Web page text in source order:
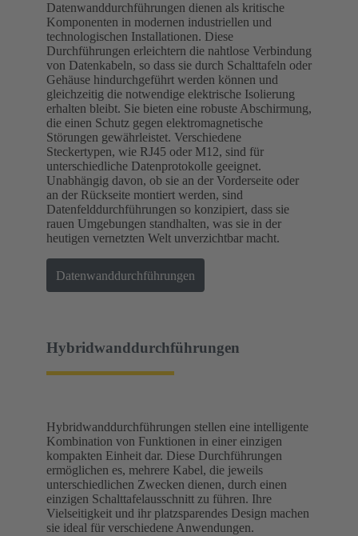
Datenwanddurchführungen dienen als kritische
Komponenten in modernen industriellen und
technologischen Installationen. Diese
Durchführungen erleichtern die nahtlose Verbindung
von Datenkabeln, so dass sie durch Schalttafeln oder
Gehäuse hindurchgeführt werden können und
gleichzeitig die notwendige elektrische Isolierung
erhalten bleibt. Sie bieten eine robuste Abschirmung,
die einen Schutz gegen elektromagnetische
Störungen gewährleistet. Verschiedene
Steckertypen, wie RJ45 oder M12, sind für
unterschiedliche Datenprotokolle geeignet.
Unabhängig davon, ob sie an der Vorderseite oder
an der Rückseite montiert werden, sind
Datenfelddurchführungen so konzipiert, dass sie
rauen Umgebungen standhalten, was sie in der
heutigen vernetzten Welt unverzichtbar macht.
Datenwanddurchführungen
Hybridwanddurchführungen
Hybridwanddurchführungen stellen eine intelligente
Kombination von Funktionen in einer einzigen
kompakten Einheit dar. Diese Durchführungen
ermöglichen es, mehrere Kabel, die jeweils
unterschiedlichen Zwecken dienen, durch einen
einzigen Schalttafelausschnitt zu führen. Ihre
Vielseitigkeit und ihr platzsparendes Design machen
sie ideal für verschiedene Anwendungen.